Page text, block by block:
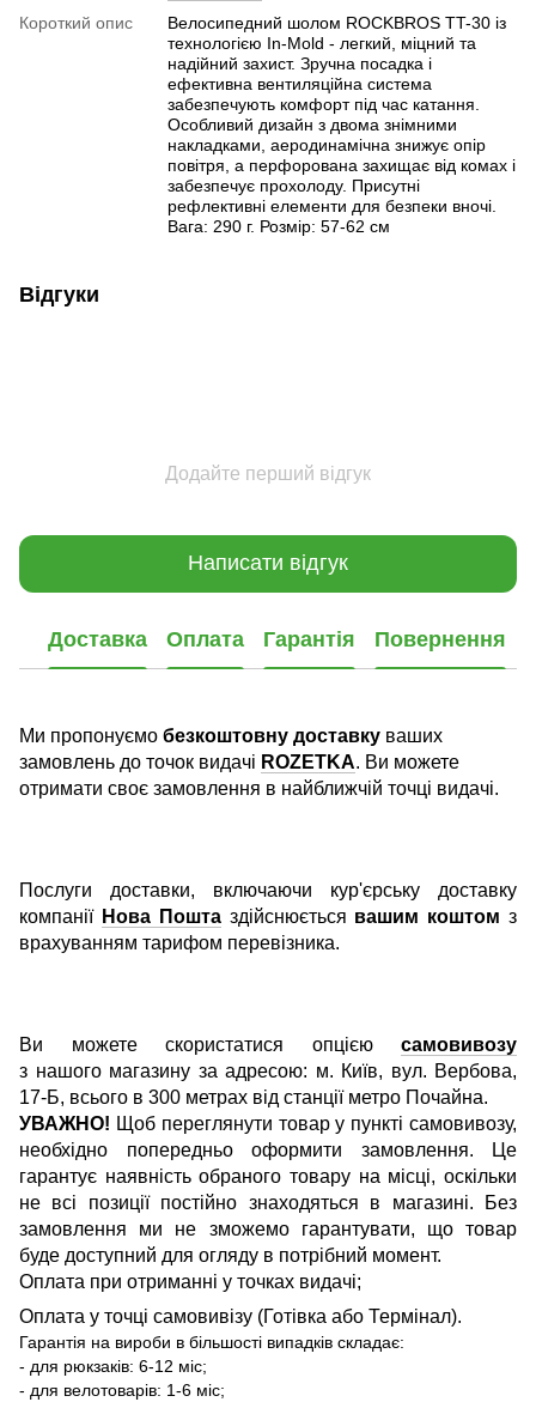
Короткий опис
Велосипедний шолом ROCKBROS TT-30 із
технологією In-Mold - легкий, міцний та
надійний захист. Зручна посадка і
ефективна вентиляційна система
забезпечують комфорт під час катання.
Особливий дизайн з двома знімними
накладками, аеродинамічна знижує опір
повітря, а перфорована захищає від комах і
забезпечує прохолоду. Присутні
рефлективні елементи для безпеки вночі.
Вага: 290 г. Розмір: 57-62 см
Відгуки
Додайте перший відгук
Написати відгук
Доставка Оплата Гарантія Повернення
Ми пропонуємо безкоштовну доставку ваших
замовлень до точок видачі ROZETKA. Ви можете
отримати своє замовлення в найближчій точці видачі.
Послуги доставки, включаючи кур'єрську доставку
компанії Нова Поштаздійснюється вашим коштом з
врахуванням тарифом перевізника.
Ви можете скористатися опцією самовивозу
з нашого магазину за адресою: м. Київ, вул. Вербова,
17-Б, всього в 300 метрах від станції метро Почайна.
УВАЖНО! Щоб переглянути товар у пункті самовивозу,
необхідно попередньо оформити замовлення. Це
гарантує наявність обраного товару на місці, оскільки
не всі позиції постійно знаходяться в магазині. Без
замовлення ми не зможемо гарантувати, що товар
буде доступний для огляду в потрібний момент.
Оплата при отриманні у точках видачі;
Оплата у точці самовивізу (Готівка або Термінал).
Гарантія на вироби в більшості випадків складає:
- для рюкзаків: 6-12 міс;
- для велотоварів: 1-6 міс;